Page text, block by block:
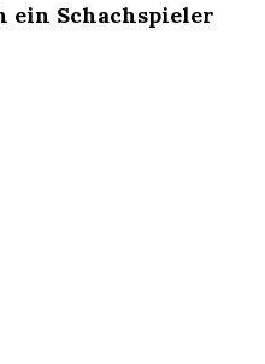
ein Schachspieler